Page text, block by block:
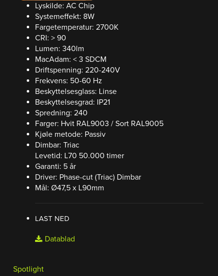
Lyskilde: AC Chip
Systemeffekt: 8W
Fargetemperatur: 2700K
CRI: > 90
Lumen: 340lm
MacAdam: < 3 SDCM
Driftspenning: 220-240V
Frekvens: 50-60 Hz
Beskyttelsesglass: Linse
Beskyttelsesgrad: IP21
Spredning: 240
Farger: Hvit RAL9003 / Sort RAL9005
Kjøle metode: Passiv
Dimbar: Triac
Levetid: L70 50.000 timer
Garanti: 5 år
Driver: Phase-cut (Triac) Dimbar
Mål: Ø47,5 x L90mm
LAST NED
Datablad
Spotlight